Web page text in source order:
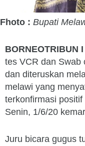
Fhoto : Bupati
BORNEOTRIBUN
tes VCR dan Swab
dan diteruskan
melawi yang
terkonfirmasi
Senin, 1/6/20
Juru bicara gugus